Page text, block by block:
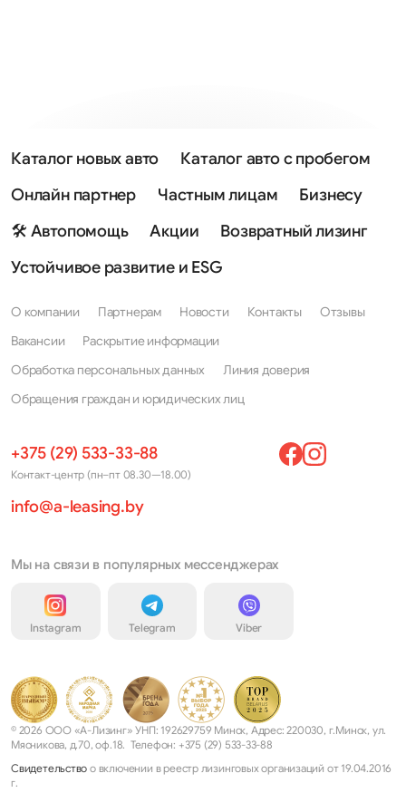
Каталог новых авто
Каталог авто с пробегом
Онлайн партнер
Частным лицам
Бизнесу
🛠 Автопомощь
Акции
Возвратный лизинг
Устойчивое развитие и ESG
О компании Партнерам Новости Контакты
Отзывы
Вакансии
Раскрытие информации
Обработка персональных данных
Линия доверия
Обращения граждан и юридических лиц
+375 (29) 533-33-88
Контакт-центр (пн–пт 08.30—18.00)
info@a-leasing.by
Мы на связи в популярных мессенджерах
Instagram Telegram Viber
© 2026 ООО «А-Лизинг» УНП: 192629759 Минск, Адрес: 220030, г.Минск, ул.
Мясникова, д.70, оф.18. Телефон: +375 (29) 533-33-88
Свидетельство о включении в реестр лизинговых организаций от 19.04.2016
г.